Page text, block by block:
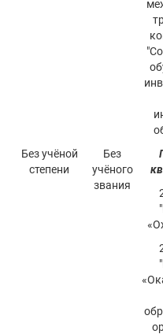
Без учёной
степени
Без
учёного
звания